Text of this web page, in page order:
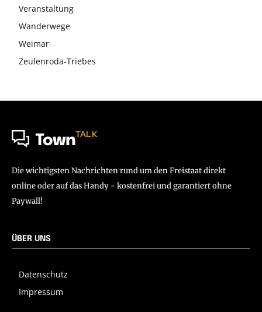
Veranstaltung
Wanderwege
Weimar
Zeulenroda-Triebes
TownTALK
Die wichtigsten Nachrichten rund um den Freistaat direkt
online oder auf das Handy - kostenfrei und garantiert ohne
Paywall!
ÜBER UNS
Datenschutz
Impressum